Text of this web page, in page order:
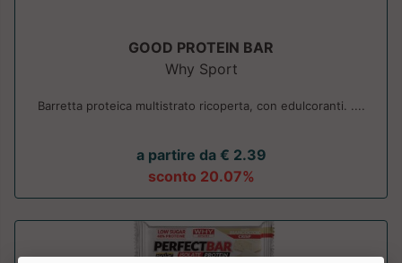
GOOD PROTEIN BAR
Why Sport
Barretta proteica multistrato ricoperta, con edulcoranti. ....
a partire da € 2.39
sconto 20.07%